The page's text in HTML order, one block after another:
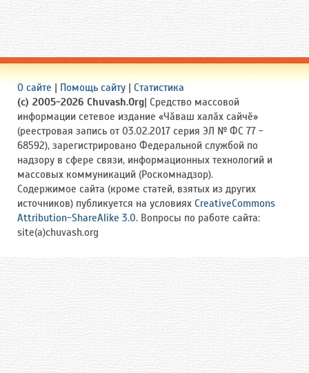
О сайте | Помощь сайту | Статистика
(c) 2005-2026 Chuvash.Org| Средство массовой
информации сетевое издание «Чӑваш халӑх сайчӗ»
(реестровая запись от 03.02.2017 серия ЭЛ № ФС 77 -
68592), зарегистрировано Федеральной службой по
надзору в сфере связи, информационных технологий и
массовых коммуникаций (Роскомнадзор).
Содержимое сайта (кроме статей, взятых из других
источников) публикуется на условиях CreativeCommons
Attribution-ShareAlike 3.0. Вопросы по работе сайта:
site(a)chuvash.org